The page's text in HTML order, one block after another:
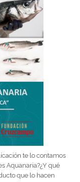
te lo contamos
Aquanaria?¿Y qué
que lo hacen